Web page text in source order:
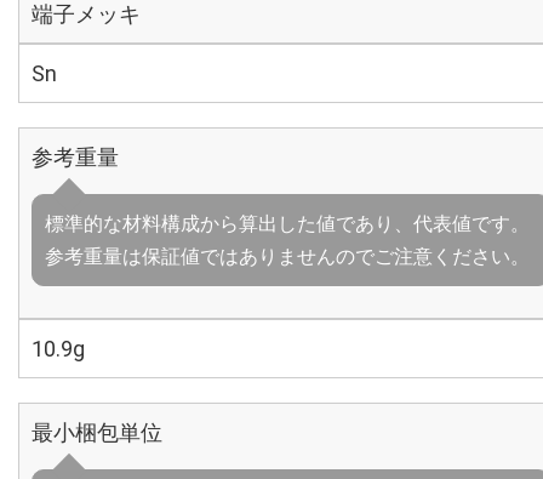
端子メッキ
Sn
参考重量
標準的な材料構成から算出した値であり、代表値です。
参考重量は保証値ではありませんのでご注意ください。
10.9g
最小梱包単位